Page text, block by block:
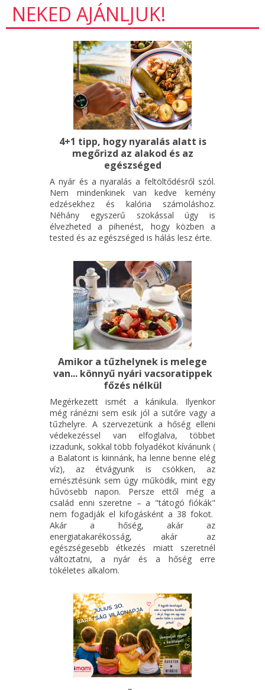
NEKED AJÁNLJUK!
4+1 tipp, hogy nyaralás alatt is
megőrizd az alakod és az
egészséged
A nyár és a nyaralás a feltöltődésről szól.
Nem mindenkinek van kedve kemény
edzésekhez és kalória számoláshoz.
Néhány egyszerű szokással úgy is
élvezheted a pihenést, hogy közben a
tested és az egészséged is hálás lesz érte.
Amikor a tűzhelynek is melege
van... könnyű nyári vacsoratippek
főzés nélkül
Megérkezett ismét a kánikula. Ilyenkor
még ránézni sem esik jól a sütőre vagy a
tűzhelyre. A szervezetünk a hőség elleni
védekezéssel van elfoglalva, többet
izzadunk, sokkal több folyadékot kívánunk (
a Balatont is kiinnánk, ha lenne benne elég
víz), az étvágyunk is csökken, az
emésztésünk sem úgy működik, mint egy
hűvösebb napon. Persze ettől még a
család enni szeretne – a "tátogó fiókák"
nem fogadják el kifogásként a 38 fokot.
Akár a hőség, akár az
energiatakarékosság, akár az
egészségesebb étkezés miatt szeretnél
változtatni, a nyár és a hőség erre
tökéletes alkalom.